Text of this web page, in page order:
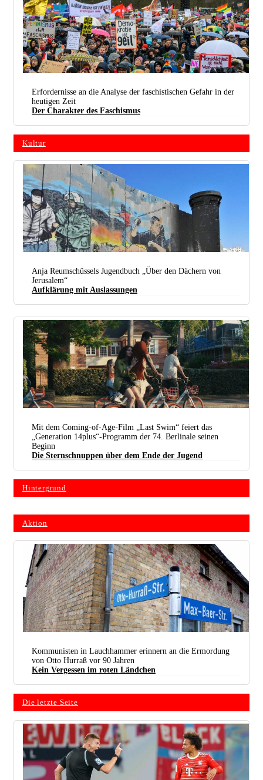
Viele bunte Teilnehmerinnen und Teilnehmer bei der Demo gegen Rechts Anfang Februar in
Berlin … (Foto:Stefan Müller / Flickr /CC BY 2.0 Deed /
Erfordernisse an die Analyse der faschistischen Gefahr in der
heutigen Zeit
Der Charakter des Faschismus
Kultur
Graffiti und Steinschleudern, weil sonst nichts zur Gegenwehr bleibt: Die Mauer des
Flüchtlingslagers Aida in Bethlehem. (Foto:young shanahan / Wikimedia Commons / CC BY 2.0
Deed /Bearb.: UZ)
Anja Reumschüssels Jugendbuch „Über den Dächern von
Jerusalem“
Aufklärung mit Auslassungen
Ein letzter unbeschwerter Tag vor dem Ernst oder dem Ende des Lebens (Foto: © Caviar)
Mit dem Coming-of-Age-Film „Last Swim“ feiert das
„Generation 14plus“-Programm der 74. Berlinale seinen
Beginn
Die Sternschnuppen über dem Ende der Jugend
Hintergrund
Aktion
Trotz Konterrevolution erhalten: Die Otto-Hurraß-Straße in Lauchhammer (Foto: Fransika
Zierer)
Kommunisten in Lauchhammer erinnern an die Ermordung
von Otto Hurraß vor 90 Jahren
Kein Vergessen im roten Ländchen
Die letzte Seite